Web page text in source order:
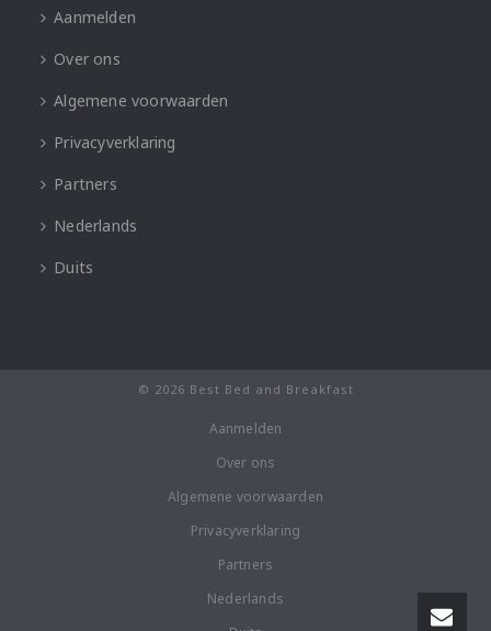
Aanmelden
Over ons
Algemene voorwaarden
Privacyverklaring
Partners
Nederlands
Duits
© 2026 Best Bed and Breakfast
Aanmelden
Over ons
Algemene voorwaarden
Privacyverklaring
Partners
Nederlands